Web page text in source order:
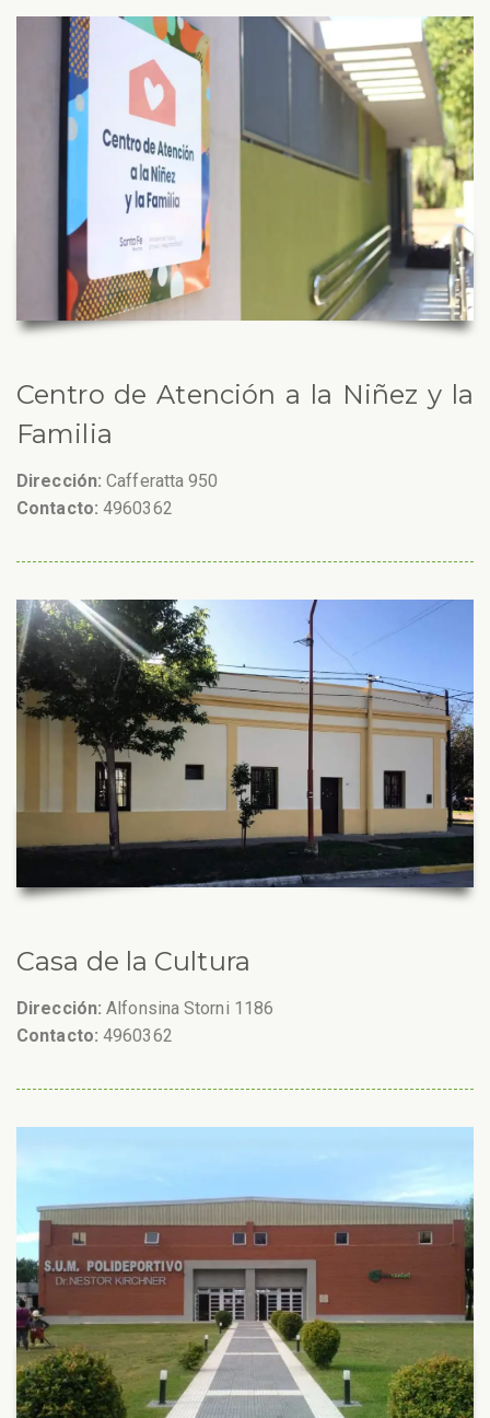
Centro de Atención a la Niñez y la
Familia
Dirección: Cafferatta 950
Contacto: 4960362
Casa de la Cultura
Dirección: Alfonsina Storni 1186
Contacto: 4960362